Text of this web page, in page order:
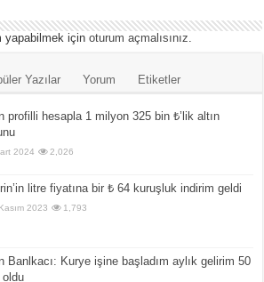
yapabilmek içinoturum açmalısınız.
Yazılar Yorum Etiketler
profilli hesapla 1 milyon 325 bin ₺’lik altın
2024 2,026
litre fiyatına bir ₺ 64 kuruşluk indirim geldi
2023 1,793
Banlkacı: Kurye işine başladım aylık gelirim 50
oldu